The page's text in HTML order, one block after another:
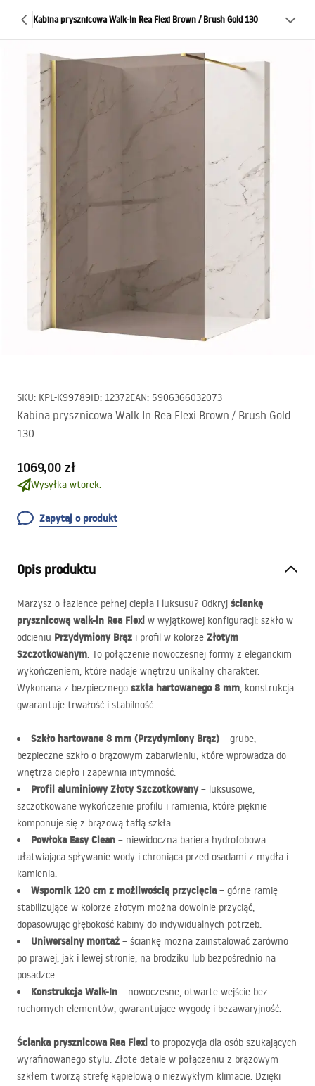
Kabina prysznicowa Walk-In Rea Flexi Brown / Brush Gold 130
SKU: KPL-K99789ID: 12372EAN: 5906366032073
Kabina prysznicowa Walk-In Rea Flexi Brown / Brush Gold
130
1069,00 zł
Wysyłka wtorek.
Zapytaj o produkt
Opis produktu
Marzysz o łazience pełnej ciepła i luksusu? Odkryj ściankę
prysznicową walk-in Rea Flexi w wyjątkowej konfiguracji: szkło w
odcieniu Przydymiony Brąz i profil w kolorze Złotym
Szczotkowanym. To połączenie nowoczesnej formy z eleganckim
wykończeniem, które nadaje wnętrzu unikalny charakter.
Wykonana z bezpiecznego szkła hartowanego 8 mm, konstrukcja
gwarantuje trwałość i stabilność.
Szkło hartowane 8 mm (Przydymiony Brąz) – grube,
bezpieczne szkło o brązowym zabarwieniu, które wprowadza do
wnętrza ciepło i zapewnia intymność.
Profil aluminiowy Złoty Szczotkowany– luksusowe,
szczotkowane wykończenie profilu i ramienia, które pięknie
komponuje się z brązową taflą szkła.
Powłoka Easy Clean – niewidoczna bariera hydrofobowa
ułatwiająca spływanie wody i chroniąca przed osadami z mydła i
kamienia.
Wspornik 120 cm z możliwością przycięcia – górne ramię
stabilizujące w kolorze złotym można dowolnie przyciąć,
dopasowując głębokość kabiny do indywidualnych potrzeb.
Uniwersalny montaż – ściankę można zainstalować zarówno
po prawej, jak i lewej stronie, na brodziku lub bezpośrednio na
posadzce.
Konstrukcja Walk-In – nowoczesne, otwarte wejście bez
ruchomych elementów, gwarantujące wygodę i bezawaryjność.
Ścianka prysznicowa Rea Flexi to propozycja dla osób szukających
wyrafinowanego stylu. Złote detale w połączeniu z brązowym
szkłem tworzą strefę kąpielową o niezwykłym klimacie. Dzięki